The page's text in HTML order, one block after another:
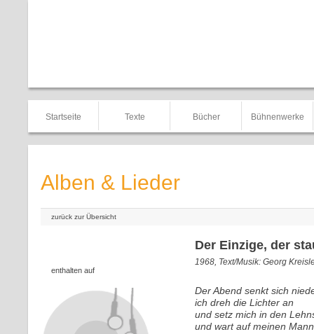
Startseite Texte Bücher Bühnenwerke
Alben & Lieder
zurück zur Übersicht
enthalten auf
Der Einzige, der
1968, Text/Musik: Georg
Der Abend senkt sich
ich dreh die Lichter an
und setz mich in den
und wart auf meinen